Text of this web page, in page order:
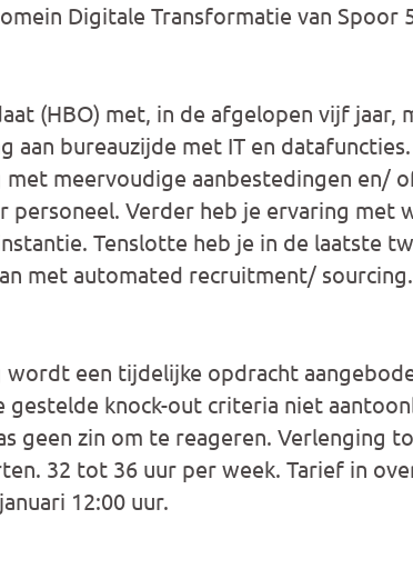
Digitale Transformatie van Spoor
(HBO) met, in de afgelopen vijf jaar,
aan bureauzijde met IT en
met meervoudige aanbestedingen en/
personeel. Verder heb je ervaring met
Tenslotte heb je in de laatste
met automated recruitment/ sourcing.
wordt een tijdelijke opdracht
gestelde knock-out criteria niet
geen zin om te reageren. Verlenging
32 tot 36 uur per week. Tarief in
12:00 uur.